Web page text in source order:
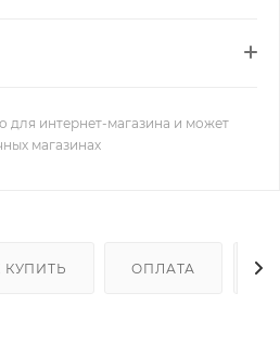
для интернет-магазина и может
магазинах
КУПИТЬ ОПЛАТА